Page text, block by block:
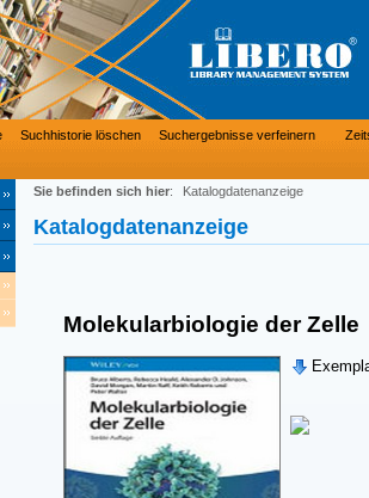
Suchhistorie löschen Suchergebnisse verfeinern
Sie befinden sich hier: Katalogdatenanzeige
Katalogdatenanzeige
Molekularbiologie der Zelle